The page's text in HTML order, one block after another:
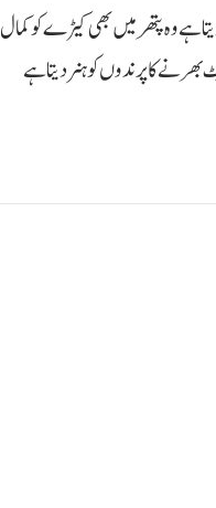
ہے وہ پتھر میں بھی کیڑے کوکمال
بھرنے کا پرندوں کو ہنر دیتا ہے